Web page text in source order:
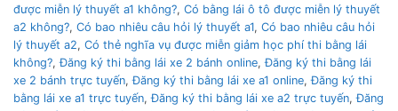
được miễn lý thuyết a1 không?, Có bằng lái ô tô được miễn lý thuyết
a2 không?, Có bao nhiêu câu hỏi lý thuyết a1, Có bao nhiêu câu hỏi
lý thuyết a2, Có thẻ nghĩa vụ được miễn giảm học phí thi bằng lái
không?,Đăng ký thi bằng lái xe 2 bánh online,Đăng ký thi bằng lái
xe 2 bánh trực tuyến,Đăng ký thi bằng lái xe a1 online,Đăng ký thi
bằng lái xe a1 trực tuyến,Đăng ký thi bằng lái xe a2 trực tuyến,Đăng